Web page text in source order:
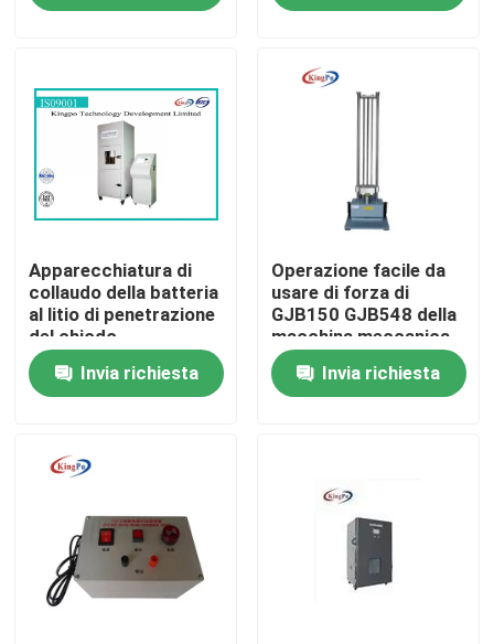
Circa noi
Controllo di qualità
Contattici
Richieda una citazione
Attrezzatura di prova di IEC
Attrezzatura di prova di protezione dell'ingresso
Attrezzatura di prova di infiammabilità
Apparecchiatura di
collaudo della batteria
al litio di penetrazione
del chiodo
300*320*320mm
Invia richiesta
Operazione facile da
usare di forza di
GJB150 GJB548 della
macchina meccanica
della prova
Invia richiesta